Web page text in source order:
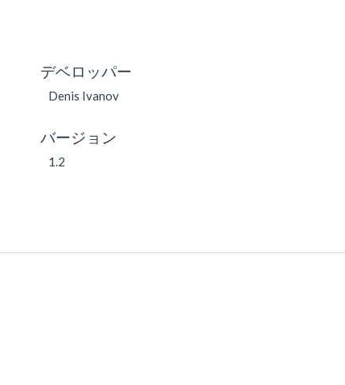
デベロッパー
Denis Ivanov
バージョン
1.2